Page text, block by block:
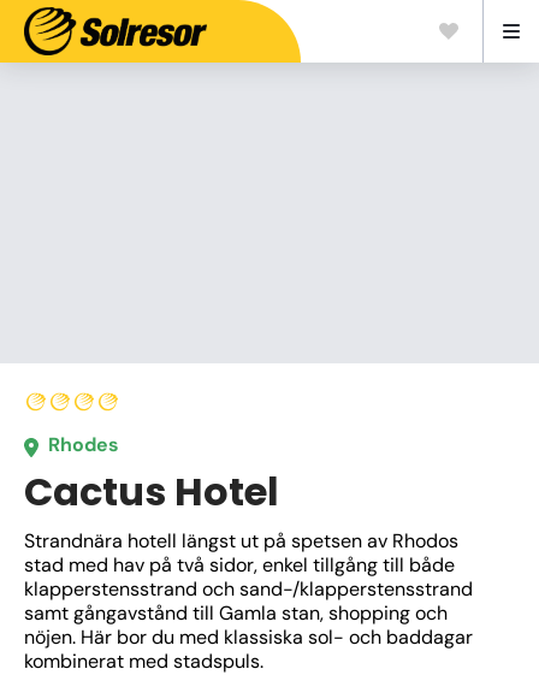
Rhodes
Cactus Hotel
Strandnära hotell längst ut på spetsen av Rhodos
stad med hav på två sidor, enkel tillgång till både
klapperstensstrand och sand-/klapperstensstrand
samt gångavstånd till Gamla stan, shopping och
nöjen. Här bor du med klassiska sol- och baddagar
kombinerat med stadspuls.